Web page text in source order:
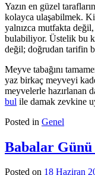
Yazın en güzel
kolayca ulaşabilmek.
yalnızca mutfakta
bulabiliyor. Üstelik bu
değil; doğrudan tarifin
Meyve tabağını
yaz birkaç meyveyi
meyvelerle hazırlanan
bul ile damak zevkine
Posted in Genel
Babalar
Posted on 18 Haziran